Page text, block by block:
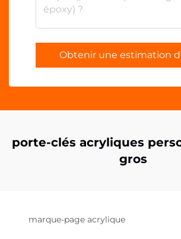
Obtenir une estimation
porte-clés acryliques
gros
marque-page acrylique